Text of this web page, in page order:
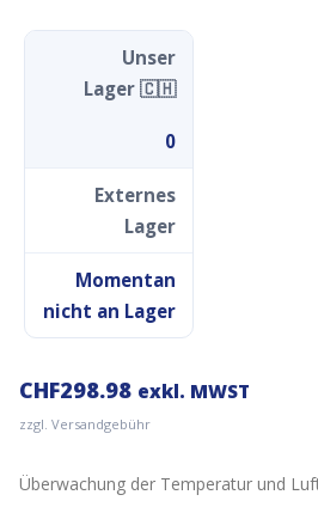
Unser
Lager 🇨🇭
0
Externes
Lager
Momentan
nicht an Lager
CHF298.98 exkl. MWST
zzgl. Versandgebühr
Überwachung der Temperatur und